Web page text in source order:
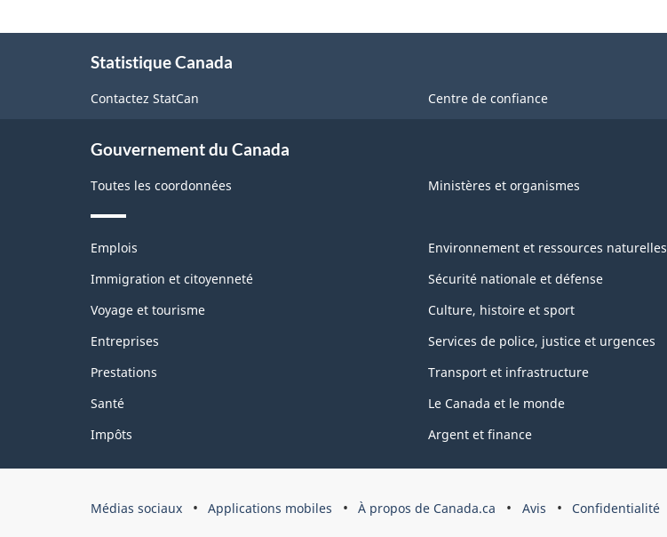
Statistique Canada
Contactez StatCan Centre de confiance
Gouvernement du Canada
Toutes les coordonnées Ministères et organismes
Thèmes
sujets
Emplois
Immigration et citoyenneté
Voyage et tourisme
Entreprises
Prestations
Santé
Impôts
Environnement et ressources naturelles
Sécurité nationale et défense
Culture, histoire et sport
Services de police, justice et urgences
Transport et infrastructure
Le Canada et le monde
Argent et finance
Organisation
Médias sociaux Applications mobiles À propos de Canada.ca Avis Confidentialité